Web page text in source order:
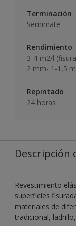
Terminación
Semimate
Rendimiento
3-4 m2/l
2 mm- 1-1,5
Repintado
24 horas
Descripción
Revestimiento
superficies
materiales de
tradicional,